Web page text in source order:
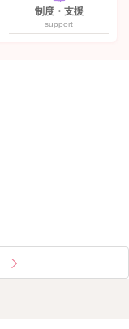
制度・支援
support